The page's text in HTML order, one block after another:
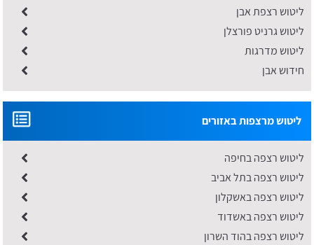
ליטוש רצפת אבן
ליטוש גרניט פורצלן
ליטוש מדרגות
חידוש אבן
ליטוש מרצפות באזורים
ליטוש רצפה בחיפה
ליטוש רצפה בתל אביב
ליטוש רצפה באשקלון
ליטוש רצפה באשדוד
ליטוש רצפה בהוד השרון